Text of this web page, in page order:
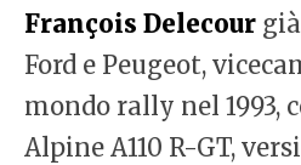
François Delecour
Ford e Peugeot,
mondo rally nel 1993,
Alpine A110 R-GT,